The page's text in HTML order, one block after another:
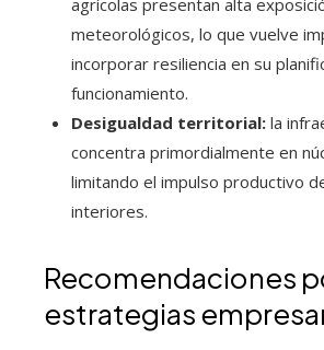
agrícolas presentan alta
meteorológicos, lo que vuelve
incorporar resiliencia en su
funcionamiento.
Desigualdad territorial: la
concentra primordialmente en
limitando el impulso productivo
interiores.
Recomendaciones
estrategias